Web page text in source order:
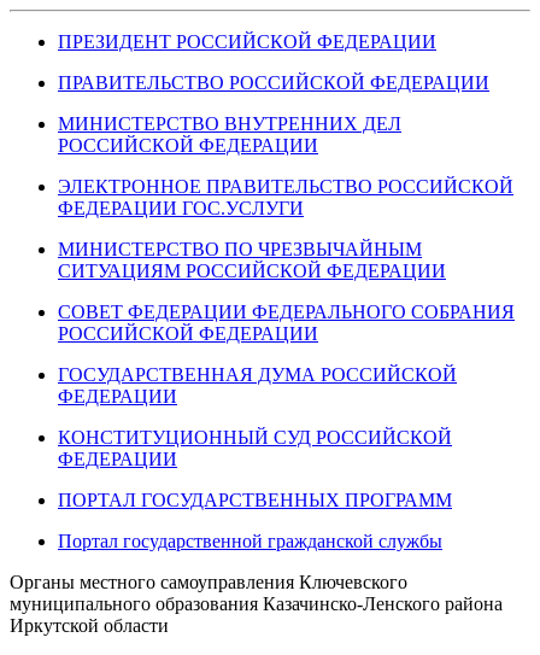
ПРЕЗИДЕНТ РОССИЙСКОЙ ФЕДЕРАЦИИ
ПРАВИТЕЛЬСТВО РОССИЙСКОЙ ФЕДЕРАЦИИ
МИНИСТЕРСТВО ВНУТРЕННИХ ДЕЛ
РОССИЙСКОЙ ФЕДЕРАЦИИ
ЭЛЕКТРОННОЕ ПРАВИТЕЛЬСТВО РОССИЙСКОЙ
ФЕДЕРАЦИИ ГОС.УСЛУГИ
МИНИСТЕРСТВО ПО ЧРЕЗВЫЧАЙНЫМ
СИТУАЦИЯМ РОССИЙСКОЙ ФЕДЕРАЦИИ
СОВЕТ ФЕДЕРАЦИИ ФЕДЕРАЛЬНОГО СОБРАНИЯ
РОССИЙСКОЙ ФЕДЕРАЦИИ
ГОСУДАРСТВЕННАЯ ДУМА РОССИЙСКОЙ
ФЕДЕРАЦИИ
КОНСТИТУЦИОННЫЙ СУД РОССИЙСКОЙ
ФЕДЕРАЦИИ
ПОРТАЛ ГОСУДАРСТВЕННЫХ ПРОГРАММ
Портал государственной гражданской службы
Органы местного самоуправления Ключевского
муниципального образования Казачинско-Ленского района
Иркутской области